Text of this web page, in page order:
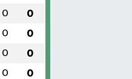
0 0
0 0
0 0
0 0